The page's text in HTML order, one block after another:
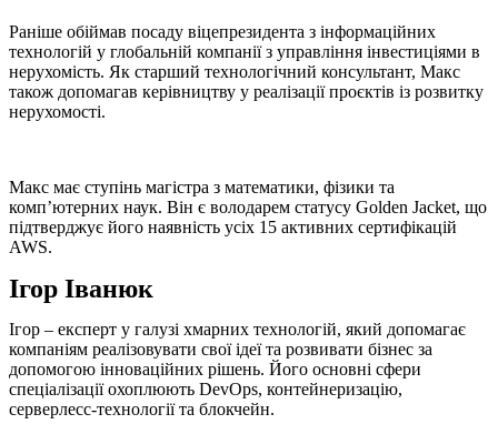
Раніше обіймав посаду віцепрезидента з інформаційних
технологій у глобальній компанії з управління інвестиціями в
нерухомість. Як старший технологічний консультант, Макс
також допомагав керівництву у реалізації проєктів із розвитку
нерухомості.
Макс має ступінь магістра з математики, фізики та
комп’ютерних наук. Він є володарем статусу Golden Jacket, що
підтверджує його наявність усіх 15 активних сертифікацій
AWS.
Ігор Іванюк
Ігор – експерт у галузі хмарних технологій, який допомагає
компаніям реалізовувати свої ідеї та розвивати бізнес за
допомогою інноваційних рішень. Його основні сфери
спеціалізації охоплюють DevOps, контейнеризацію,
серверлесс-технології та блокчейн.